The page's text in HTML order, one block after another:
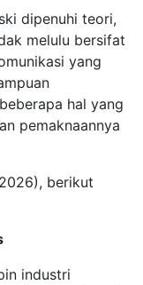
dipenuhi teori,
melulu bersifat
yang
hal yang
pemaknaannya
berikut
industri